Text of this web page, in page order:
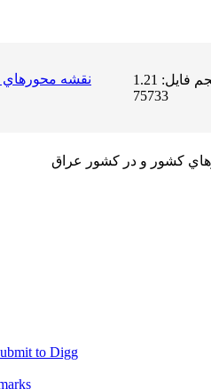
نقشه محورهاي
حجم فایل: 1.21 MB | دریافت ها:
75733
كشور و در كشور عراق